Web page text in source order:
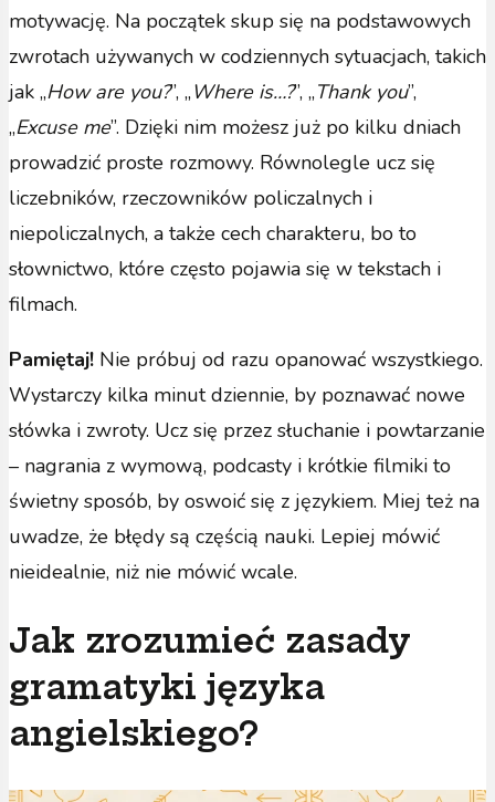
motywację. Na początek skup się na podstawowych
zwrotach używanych w codziennych sytuacjach, takich
jak „How are you?”, „Where is…?”, „Thank you”,
„Excuse me”. Dzięki nim możesz już po kilku dniach
prowadzić proste rozmowy. Równolegle ucz się
liczebników, rzeczowników policzalnych i
niepoliczalnych, a także cech charakteru, bo to
słownictwo, które często pojawia się w tekstach i
filmach.
Pamiętaj! Nie próbuj od razu opanować wszystkiego.
Wystarczy kilka minut dziennie, by poznawać nowe
słówka i zwroty. Ucz się przez słuchanie i powtarzanie
– nagrania z wymową, podcasty i krótkie filmiki to
świetny sposób, by oswoić się z językiem. Miej też na
uwadze, że błędy są częścią nauki. Lepiej mówić
nieidealnie, niż nie mówić wcale.
Jak zrozumieć zasady
gramatyki języka
angielskiego?